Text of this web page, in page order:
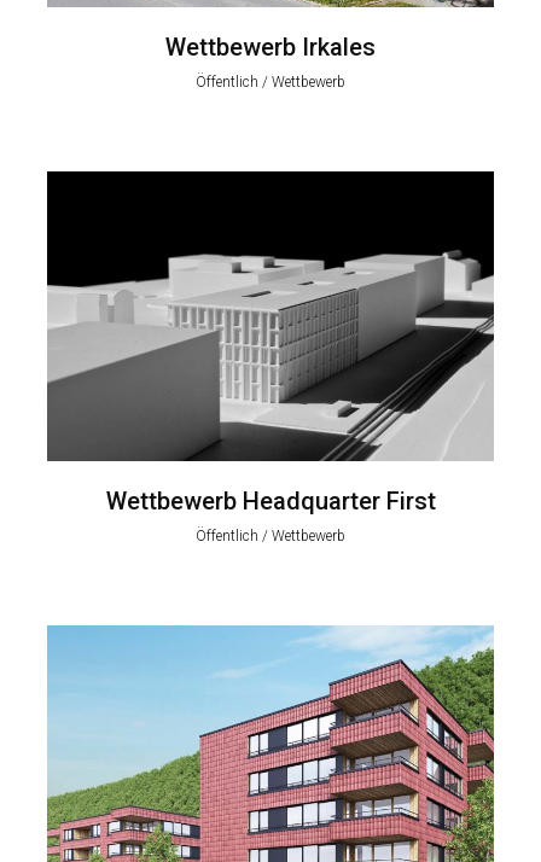
Wettbewerb Irkales
Öffentlich / Wettbewerb
Wettbewerb Headquarter First
Öffentlich / Wettbewerb